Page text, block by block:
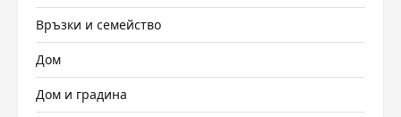
Връзки и семейство
Дом
Дом и градина